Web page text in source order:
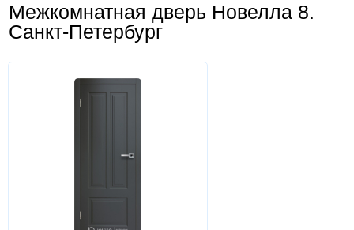
Межкомнатная дверь Новелла 8.
Санкт-Петербург